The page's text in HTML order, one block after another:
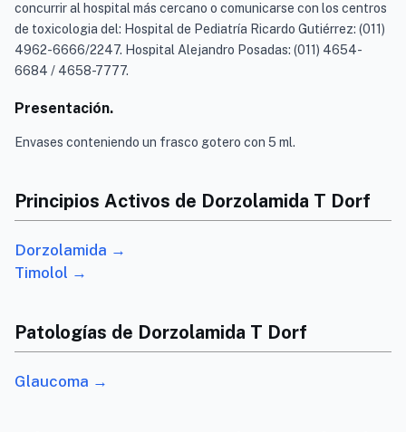
concurrir al hospital más cercano o comunicarse con los centros
de toxicologia del: Hospital de Pediatría Ricardo Gutiérrez: (011)
4962-6666/2247. Hospital Alejandro Posadas: (011) 4654-
6684 / 4658-7777.
Presentación.
Envases conteniendo un frasco gotero con 5 ml.
Principios Activos de Dorzolamida T Dorf
Dorzolamida →
Timolol →
Patologías de Dorzolamida T Dorf
Glaucoma →